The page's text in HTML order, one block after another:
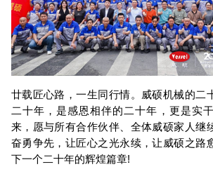
廿载匠心路，一生同行情。威硕机械的二
二十年，是感恩相伴的二十年，更是实
来，愿与所有合作伙伴、全体威硕家人继
奋勇争先，让匠心之光永续，让威硕之路
下一个二十年的辉煌篇章!